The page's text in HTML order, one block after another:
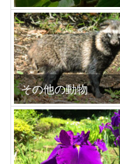
その他の動物